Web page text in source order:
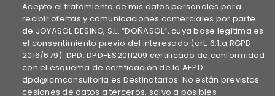
Acepto el tratamiento de mis datos personales para
recibir ofertas y comunicaciones comerciales por parte
de JOYASOL DESING, S.L. “DOÑASOL”, cuya base legítima es
el consentimiento previo del interesado (art. 6.1.a RGPD
2016/679). DPD: DPD-ES2011209 certificado de conformidad
con el esquema de certificación de la AEPD:
dpd@icmconsultoria.es Destinatarios: No están previstas
cesiones de datos a terceros, salvo a posibles